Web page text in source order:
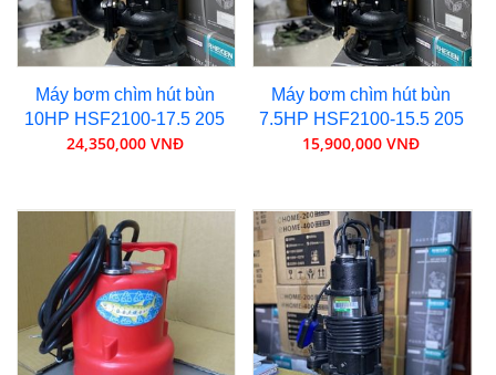
Máy bơm chìm hút bùn
10HP HSF2100-17.5 205
24,350,000 VNĐ
Máy bơm chìm hút bùn
7.5HP HSF2100-15.5 205
15,900,000 VNĐ